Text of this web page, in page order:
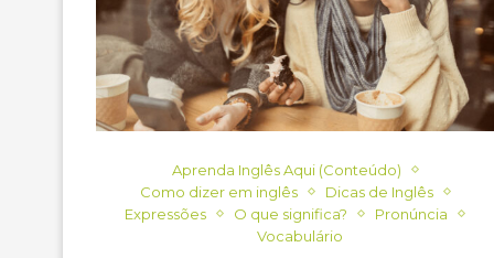
Aprenda Inglês Aqui (Conteúdo)
Como dizer em inglês
Dicas de Inglês
Expressões
O que significa?
Pronúncia
Vocabulário